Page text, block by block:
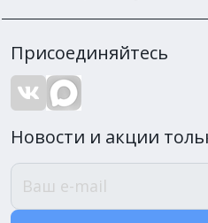
Присоединяйтесь
Новости и акции